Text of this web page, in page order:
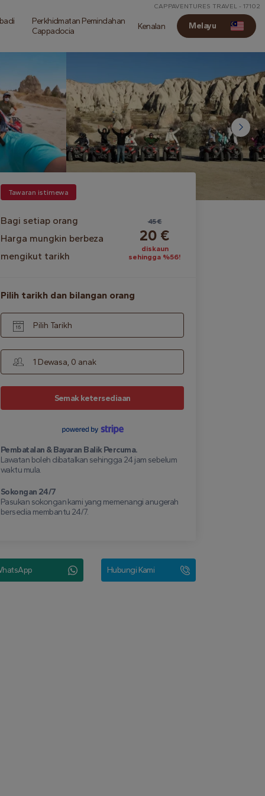
CAPPAVENTURES TRAVEL - 17102
Perkhidmatan Pemindahan
Cappadocia
Kenalan Melayu
Tawaran istimewa
Bagi setiap orang
Harga mungkin berbeza
mengikut tarikh
45 €
20 €
diskaun
sehingga %56!
Pilih tarikh dan bilangan orang
Pilih Tarikh
1 Dewasa, 0 anak
Semak ketersediaan
Pembatalan & Bayaran Balik Percuma.
Lawatan boleh dibatalkan sehingga 24 jam sebelum
waktu mula.
Sokongan 24/7
Pasukan sokongan kami yang memenangi anugerah
bersedia membantu 24/7.
Hubungi Kami